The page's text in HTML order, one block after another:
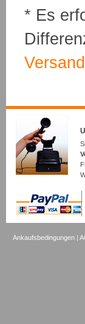
* Es
Ankaufsbedingungen |